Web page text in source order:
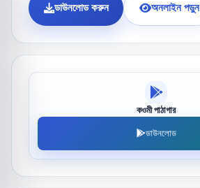
ডাউনলোড করুন অনলাইন পড়ুন
কওমী পাঠাগার
ডাউনলোড